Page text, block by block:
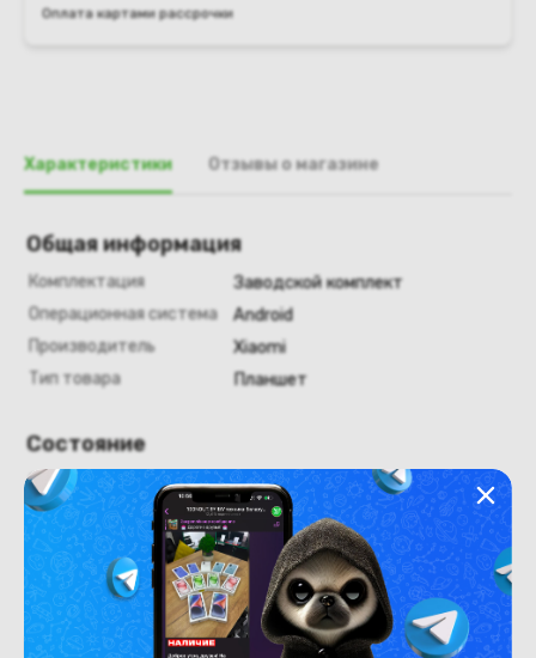
Оплата картами рассрочки
Характеристики Отзывы о магазине
Общая информация
Комплектация
Заводской комплект
Операционная система
Android
Производитель
Xiaomi
Тип товара
Планшет
Состояние
Состояние новый
Похожие товары